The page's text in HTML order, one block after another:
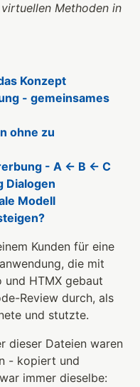
Methoden in
Konzept
- gemeinsames
ohne zu
- A ← B ← C
Dialogen
Modell
Kunden für eine
die mit
und HTMX gebaut
Review durch, als
und stutzte.
dieser Dateien waren
- kopiert und
immer dieselbe: